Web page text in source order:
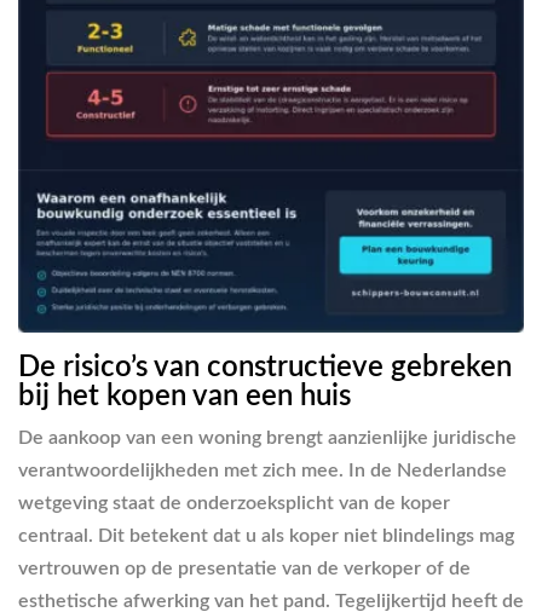
De risico’s van constructieve gebreken
bij het kopen van een huis
De aankoop van een woning brengt aanzienlijke juridische
verantwoordelijkheden met zich mee. In de Nederlandse
wetgeving staat de onderzoeksplicht van de koper
centraal. Dit betekent dat u als koper niet blindelings mag
vertrouwen op de presentatie van de verkoper of de
esthetische afwerking van het pand. Tegelijkertijd heeft de